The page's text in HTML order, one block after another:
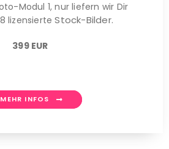
Modul 1, nur liefern wir Dir
lizensierteStock-Bilder.
399 EUR
MEHR INFOS